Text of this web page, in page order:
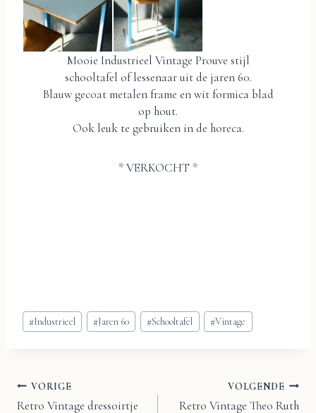
Mooie Industrieel Vintage Prouve stijl
schooltafel of lessenaar uit de jaren 60.
Blauw gecoat metalen frame en wit formica blad
op hout.
Ook leuk te gebruiken in de horeca.
* VERKOCHT *
Bericht
tags:
#Industrieel #Jaren 60 #Schooltafel #Vintage
Bericht
VORIGE
Retro Vintage dressoirtje
VOLGENDE
Retro Vintage Theo Ruth